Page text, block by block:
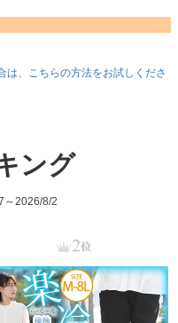
は、こちらの方法をお試しくださ
ング
～2026/8/2